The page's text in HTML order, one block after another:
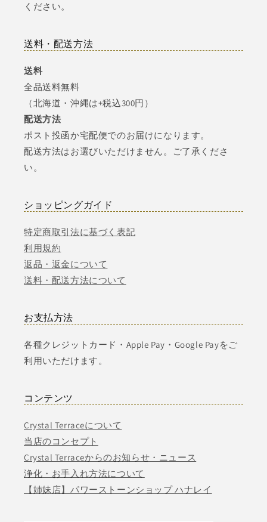
ください。
送料・配送方法
送料
全品送料無料
（北海道・沖縄は+税込300円）
配送方法
ポスト投函か宅配便でのお届けになります。
配送方法はお選びいただけません。ご了承くださ
い。
ショッピングガイド
特定商取引法に基づく表記
利用規約
返品・返金について
送料・配送方法について
お支払方法
各種クレジットカード・Apple Pay・Google Payをご
利用いただけます。
コンテンツ
Crystal Terraceについて
当店のコンセプト
Crystal Terraceからのお知らせ・ニュース
浄化・お手入れ方法について
【姉妹店】パワーストーンショップ ハナレイ